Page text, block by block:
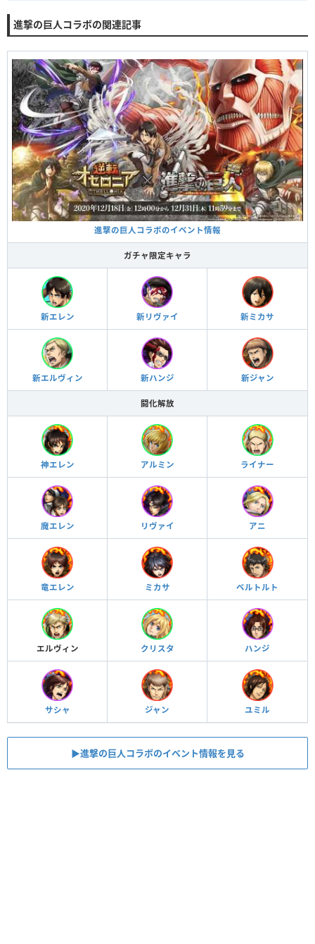
進撃の巨人コラボの関連記事
進撃の巨人コラボのイベント情報
ガチャ限定キャラ
新エレン 新リヴァイ 新ミカサ
新エルヴィン 新ハンジ 新ジャン
闘化解放
神エレン アルミン ライナー
魔エレン リヴァイ アニ
竜エレン ミカサ ベルトルト
エルヴィン クリスタ ハンジ
サシャ ジャン ユミル
▶︎進撃の巨人コラボのイベント情報を見る